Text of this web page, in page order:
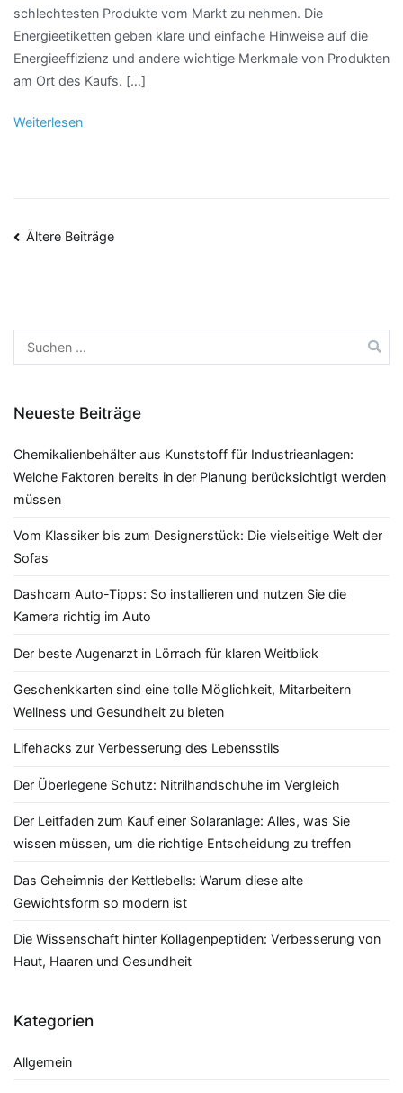
schlechtesten Produkte vom Markt zu nehmen. Die
Energieetiketten geben klare und einfache Hinweise auf die
Energieeffizienz und andere wichtige Merkmale von Produkten
am Ort des Kaufs. […]
Weiterlesen
Beitragsnavigation
Ältere Beiträge
Suchen
nach:
Neueste Beiträge
Chemikalienbehälter aus Kunststoff für Industrieanlagen:
Welche Faktoren bereits in der Planung berücksichtigt werden
müssen
Vom Klassiker bis zum Designerstück: Die vielseitige Welt der
Sofas
Dashcam Auto-Tipps: So installieren und nutzen Sie die
Kamera richtig im Auto
Der beste Augenarzt in Lörrach für klaren Weitblick
Geschenkkarten sind eine tolle Möglichkeit, Mitarbeitern
Wellness und Gesundheit zu bieten
Lifehacks zur Verbesserung des Lebensstils
Der Überlegene Schutz: Nitrilhandschuhe im Vergleich
Der Leitfaden zum Kauf einer Solaranlage: Alles, was Sie
wissen müssen, um die richtige Entscheidung zu treffen
Das Geheimnis der Kettlebells: Warum diese alte
Gewichtsform so modern ist
Die Wissenschaft hinter Kollagenpeptiden: Verbesserung von
Haut, Haaren und Gesundheit
Kategorien
Allgemein